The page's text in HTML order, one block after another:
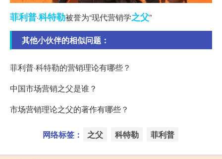
菲利普·科特勒被誉为“现代营销学之父”
其他小伙伴的相似问题：
菲利普·科特勒的营销理论有哪些？
中国市场营销之父是谁？
市场营销理论之父的著作有哪些？
网络标签： 之父 科特勒 菲利普